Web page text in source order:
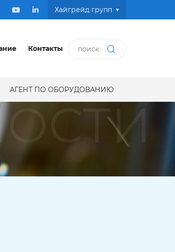
Хайгрейд групп
Контакты
АГЕНТ ПО ОБОРУДОВАНИЮ